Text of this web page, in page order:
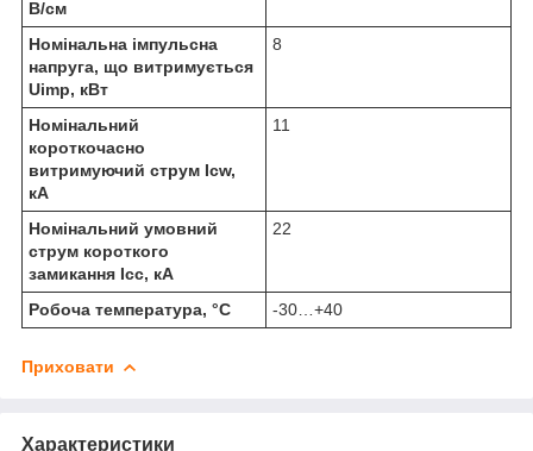
В/см
Номінальна імпульсна
напруга, що витримується
Uimp, кВт
8
Номінальний
короткочасно
витримуючий струм Icw,
кА
11
Номінальний умовний
струм короткого
замикання Icc, кА
22
Робоча температура, °C -30…+40
Приховати
Характеристики